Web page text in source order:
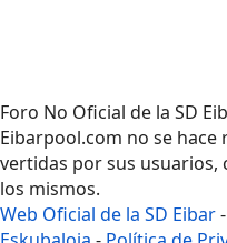
Foro No Oficial de la SD
Eibarpool.com no se
vertidas por sus usuarios,
los mismos.
Web Oficial de la SD Eibar-